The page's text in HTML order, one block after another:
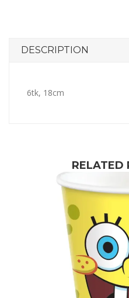
DESCRIPTION
6tk, 18cm
RELATED